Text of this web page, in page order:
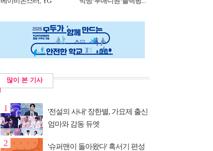
많이 본 기사
1
'전설의 사내' 장한별, 가요제 출신
엄마와 감동 듀엣
2
'슈퍼맨이 돌아왔다' 혹서기 편성